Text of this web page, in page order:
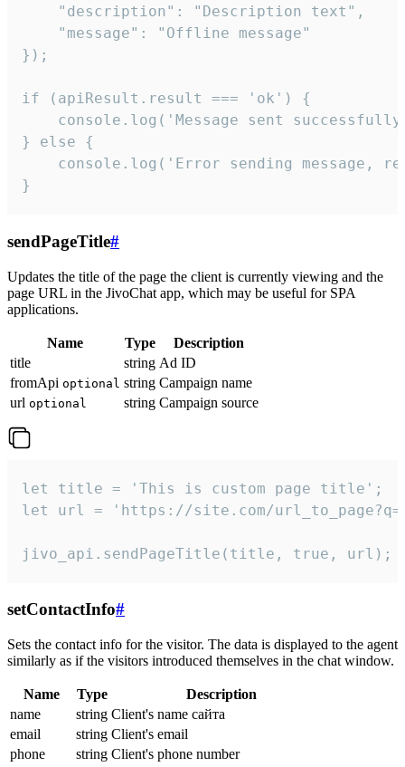
    "description": "Description text",
    "message": "Offline message"
});
if (apiResult.result === 'ok') {
console.log('Message sent
} else {
console.log('Error sending message,
}
sendPageTitle#
Updates the title of the page the client is currently viewing and the
page URL in the JivoChat app, which may be useful for SPA
applications.
Name Type
Description
title
string Ad ID
fromApi optional string Campaign name
url optional string Campaign source
let title = 'This is custom page title';
let url = 'https://site.com/
jivo_api.sendPageTitle(title, true, url);
setContactInfo#
Sets the contact info for the visitor. The data is displayed to the agent
similarly as if the visitors introduced themselves in the chat window.
Name Type
Description
name
string Client's name сайта
email
string Client's email
phone
string Client's phone number